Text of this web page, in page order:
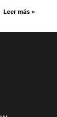
Leer más »